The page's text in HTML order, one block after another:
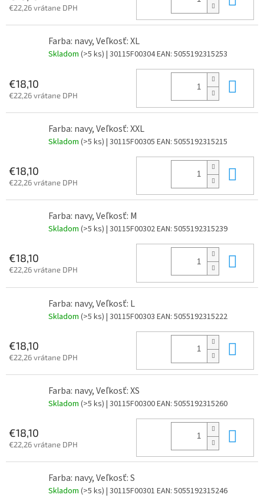
€22,26 vrátane DPH
Farba: navy, Veľkosť: XL
Skladom (>5 ks) | 30115F00304EAN: 5055192315253
€18,10
€22,26 vrátane DPH
Farba: navy, Veľkosť: XXL
Skladom (>5 ks) | 30115F00305 EAN: 5055192315215
€18,10
€22,26 vrátane DPH
Farba: navy, Veľkosť: M
Skladom (>5 ks) | 30115F00302EAN: 5055192315239
€18,10
€22,26 vrátane DPH
Farba: navy, Veľkosť: L
Skladom (>5 ks) | 30115F00303 EAN: 5055192315222
€18,10
€22,26 vrátane DPH
Farba: navy, Veľkosť: XS
Skladom (>5 ks) | 30115F00300EAN: 5055192315260
€18,10
€22,26 vrátane DPH
Farba: navy, Veľkosť: S
Skladom (>5 ks) | 30115F00301 EAN: 5055192315246